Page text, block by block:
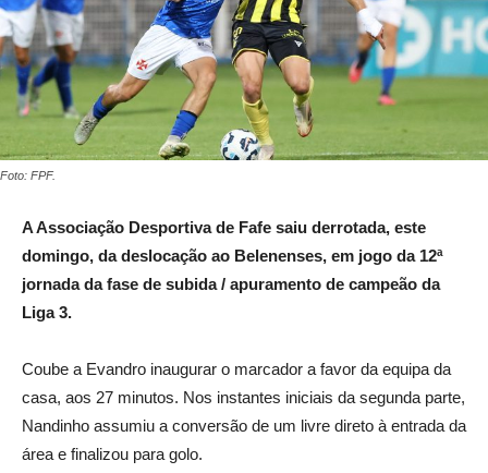
Foto: FPF.
A Associação Desportiva de Fafe saiu derrotada, este
domingo, da deslocação ao Belenenses, em jogo da 12ª
jornada da fase de subida / apuramento de campeão da
Liga 3.
Coube a Evandro inaugurar o marcador a favor da equipa da
casa, aos 27 minutos. Nos instantes iniciais da segunda parte,
Nandinho assumiu a conversão de um livre direto à entrada da
área e finalizou para golo.